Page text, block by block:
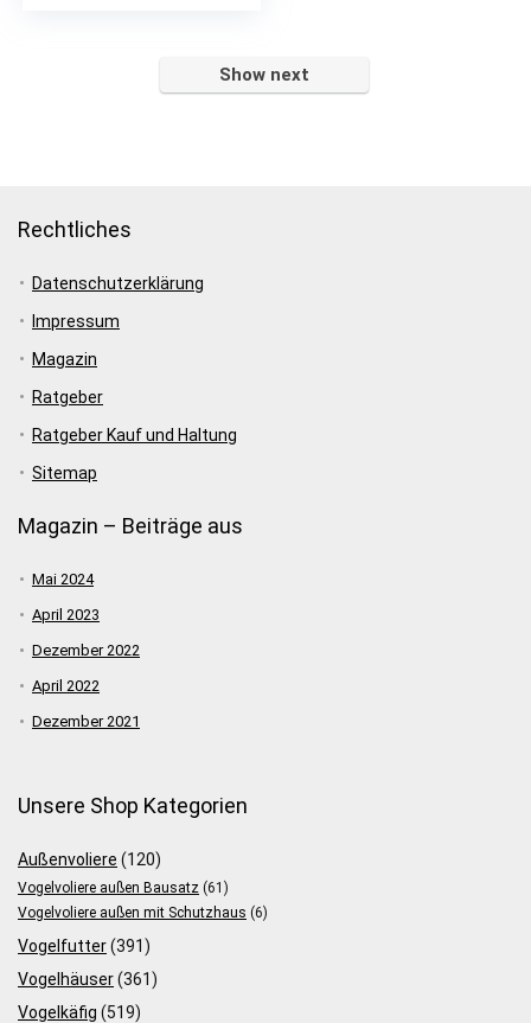
Show next
Rechtliches
Datenschutzerklärung
Impressum
Magazin
Ratgeber
Ratgeber Kauf und Haltung
Sitemap
Magazin – Beiträge aus
Mai 2024
April 2023
Dezember 2022
April 2022
Dezember 2021
Unsere Shop Kategorien
Außenvoliere (120)
Vogelvoliere außen Bausatz (61)
Vogelvoliere außen mit Schutzhaus (6)
Vogelfutter(391)
Vogelhäuser(361)
Vogelkäfig (519)